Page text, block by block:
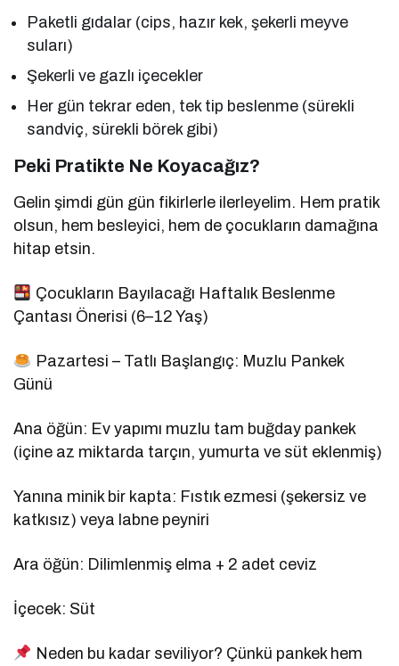
Paketli gıdalar (cips, hazır kek, şekerli meyve
suları)
Şekerli ve gazlı içecekler
Her gün tekrar eden, tek tip beslenme (sürekli
sandviç, sürekli börek gibi)
Peki Pratikte Ne Koyacağız?
Gelin şimdi gün gün fikirlerle ilerleyelim. Hem pratik
olsun, hem besleyici, hem de çocukların damağına
hitap etsin.
Çocukların Bayılacağı Haftalık Beslenme
Çantası Önerisi (6–12 Yaş)
Pazartesi – Tatlı Başlangıç: Muzlu Pankek
Günü
Ana öğün: Ev yapımı muzlu tam buğday pankek
(içine az miktarda tarçın, yumurta ve süt eklenmiş)
Yanına minik bir kapta: Fıstık ezmesi (şekersiz ve
katkısız) veya labne peyniri
Ara öğün: Dilimlenmiş elma + 2 adet ceviz
İçecek: Süt
Neden bu kadar seviliyor? Çünkü pankek hem